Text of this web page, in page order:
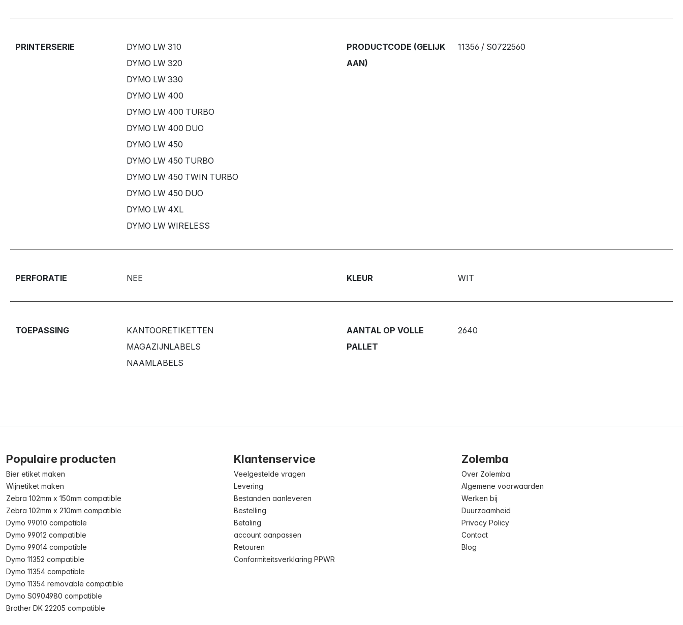
PRINTERSERIE
DYMO LW 310
DYMO LW 320
DYMO LW 330
DYMO LW 400
DYMO LW 400 TURBO
DYMO LW 400 DUO
DYMO LW 450
DYMO LW 450 TURBO
DYMO LW 450 TWIN TURBO
DYMO LW 450 DUO
DYMO LW 4XL
DYMO LW WIRELESS
PRODUCTCODE (GELIJK
AAN)
11356 / S0722560
PERFORATIE NEE KLEUR WIT
TOEPASSING
KANTOORETIKETTEN
MAGAZIJNLABELS
NAAMLABELS
AANTAL OP VOLLE
PALLET
2640
Populaire producten
Bier etiket maken
Wijnetiket maken
Zebra 102mm x 150mm compatible
Zebra 102mm x 210mm compatible
Dymo 99010 compatible
Dymo 99012 compatible
Dymo 99014 compatible
Dymo 11352 compatible
Dymo 11354 compatible
Dymo 11354 removable compatible
Dymo S0904980 compatible
Brother DK 22205 compatible
Klantenservice
Veelgestelde vragen
Levering
Bestanden aanleveren
Bestelling
Betaling
account aanpassen
Retouren
Conformiteitsverklaring PPWR
Zolemba
Over Zolemba
Algemene voorwaarden
Werken bij
Duurzaamheid
Privacy Policy
Contact
Blog